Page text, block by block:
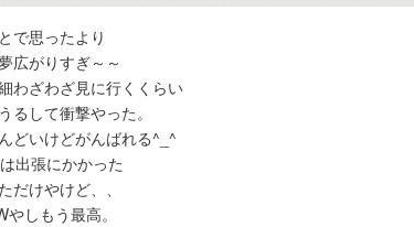
で思ったより
広がりすぎ～～
わざわざ見に行くくらい
るして衝撃やった。
どいけどがんばれる^_^
出張にかかった
だけやけど、、
しもう最高。